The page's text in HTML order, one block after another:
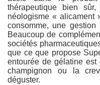
thérapeutique bien
néologisme « alicament
consomme, une
Beaucoup de
sociétés
que ce que propose
entourée de gélatine
champignon ou la
déguster.